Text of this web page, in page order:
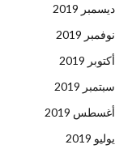
ديسمبر 2019
نوفمبر 2019
أكتوبر 2019
سبتمبر 2019
أغسطس 2019
يوليو 2019